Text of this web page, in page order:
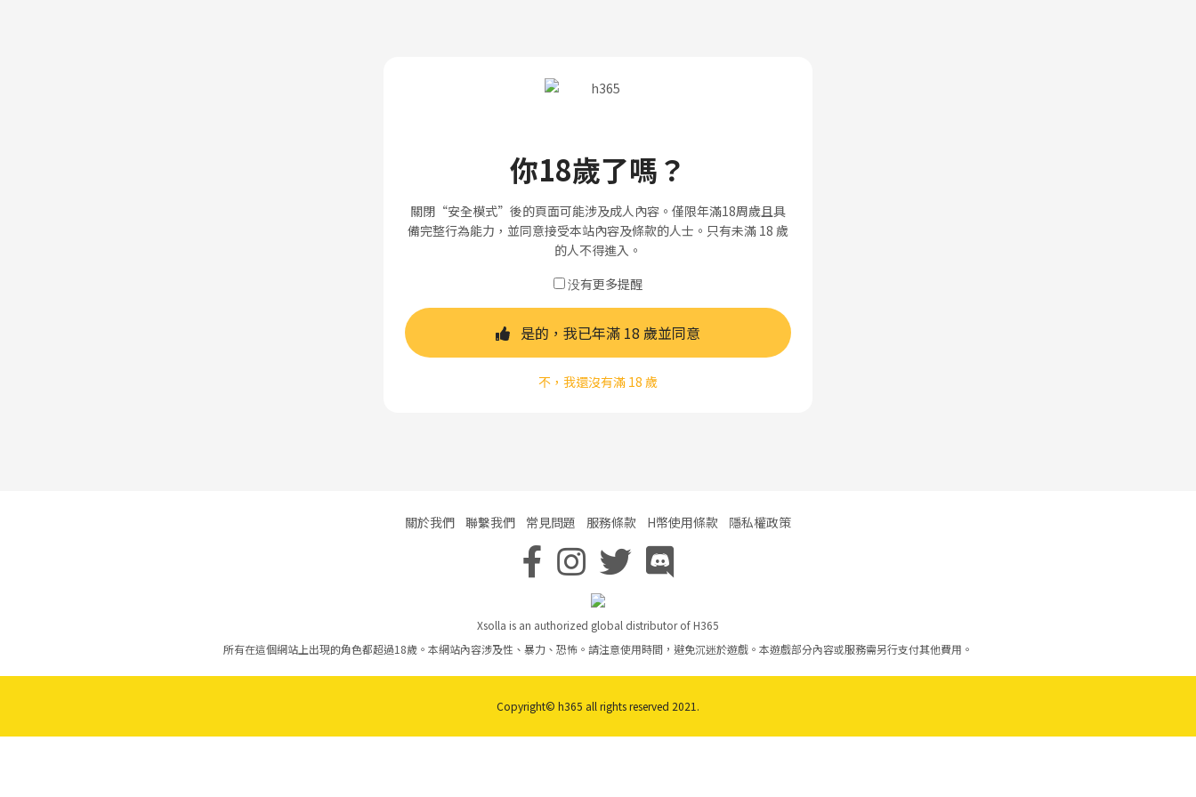
你18歲了嗎？
關閉“安全模式”後的頁面可能涉及成人內容。僅限年滿18周歲且具
備完整行為能力，並同意接受本站內容及條款的人士。只有未滿 18 歲
的人不得進入。
没有更多提醒
是的，我已年滿 18 歲並同意
不，我還沒有滿 18 歲
關於我們 聯繫我們 常見問題 服務條款 H幣使用條款 隱私權政策
Xsolla is an authorized global distributor of H365
所有在這個網站上出現的角色都超過18歲。本網站內容涉及性、暴力、恐怖。請注意使用時間，避免沉迷於遊戲。本遊戲部分內容或服務需另行支付其他費用。
Copyright© h365 all rights reserved 2021.